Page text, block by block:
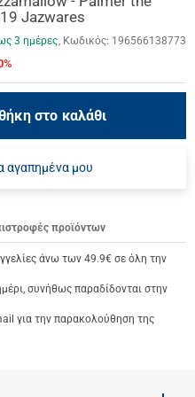
Jazwares
3 ημέρες Κωδικός: 196566138773
στο καλάθι
αγαπημένα μου
προϊόντων
άνω των 49.9€ σε όλη την
συνήθως παραδίδονται στην
για την παρακολούθηση της